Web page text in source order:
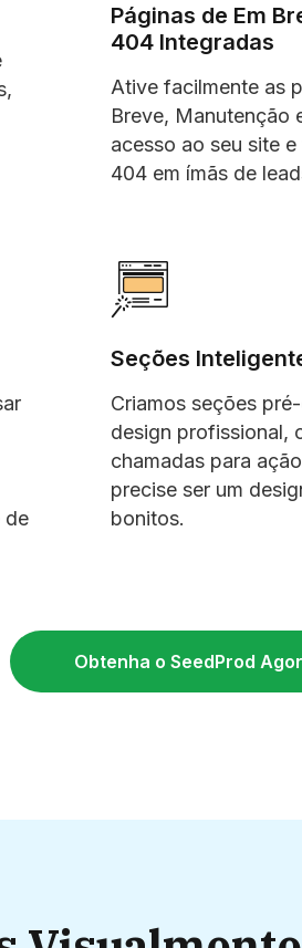
Páginas de Em
404 Integradas
Ative facilmente as
Breve, Manutenção
acesso ao seu site
404 em ímãs de
de
Seções
Criamos seções
design profissional,
chamadas para
precise ser um
bonitos.
Obtenha o SeedProd